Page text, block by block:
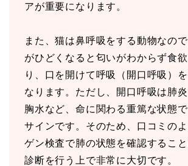
アが重要になります。
また、猫は鼻呼吸をする動物なの
がひどくなると匂いがわからず食
り、口を開けて呼吸（開口呼吸）
なります。ただし、開口呼吸は肺炎
胸水など、命に関わる重篤な状態
サインです。そのため、口コミの
ゲン検査で肺の状態を確認するこ
診断を行う上で非常に大切です。